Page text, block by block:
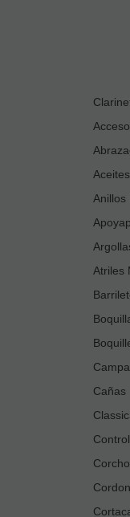
Aceites
Anillos
Atriles
Cañas